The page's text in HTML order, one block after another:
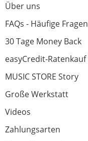
Über uns
FAQs - Häufige Fragen
30 Tage Money Back
easyCredit-Ratenkauf
MUSIC STORE Story
Große Werkstatt
Videos
Zahlungsarten